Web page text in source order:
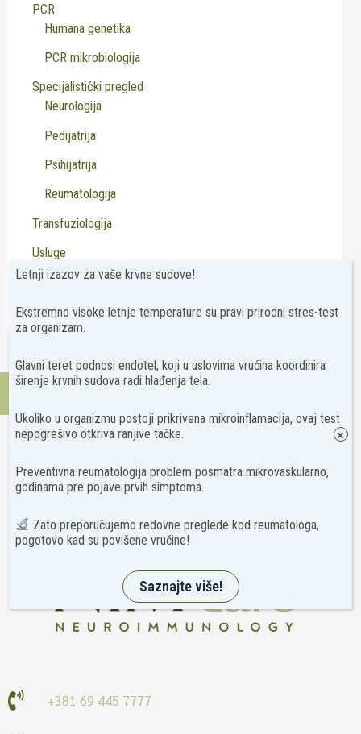
PCR
Humana genetika
PCR mikrobiologija
Specijalistički pregled
Neurologija
Pedijatrija
Psihijatrija
Reumatologija
Transfuziologija
Usluge
Virusologija
Kontakt
+381 69 445 7777
Letnji izazov za vaše krvne sudove!
Ekstremno visoke letnje temperature su pravi prirodni stres-test
za organizam.
Glavni teret podnosi endotel, koji u uslovima vrućina koordinira
širenje krvnih sudova radi hlađenja tela.
Ukoliko u organizmu postoji prikrivena mikroinflamacija, ovaj test
nepogrešivo otkriva ranjive tačke.
Preventivna reumatologija problem posmatra mikrovaskularno,
godinama pre pojave prvih simptoma.
Zato preporučujemo redovne preglede kod reumatologa,
pogotovo kad su povišene vrućine!
Saznajte više!
×